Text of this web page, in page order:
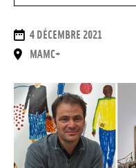
DATES
4 DÉCEMBRE 2021
LIEU
MAMC+